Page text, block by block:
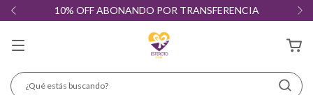
10% OFF ABONANDO POR TRANSFERENCIA